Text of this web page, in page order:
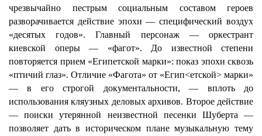
чрезвычайно пестрым социальным составом героев
разворачивается действие эпохи — специфический воздух
«десятых годов». Главный персонаж — оркестрант
киевской оперы — «фагот». До известной степени
повторяется прием «Египетской марки»: показ эпохи сквозь
«птичий глаз». Отличие «Фагота» от «Егип<етской> марки»
— в его строгой документальности, — вплоть до
использования кляузных деловых архивов. Второе действие
— поиски утерянной неизвестной песенки Шуберта —
позволяет дать в историческом плане музыкальную тему